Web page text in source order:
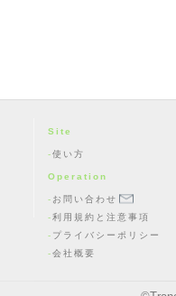
Site
使い方
Operation
お問い合わせ
利用規約と注意事項
プライバシーポリシー
会社概要